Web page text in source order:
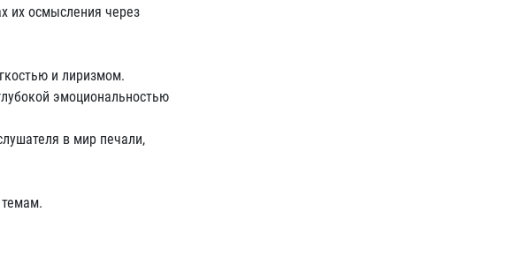
их осмысления через
и лиризмом.
эмоциональностью
в мир печали,